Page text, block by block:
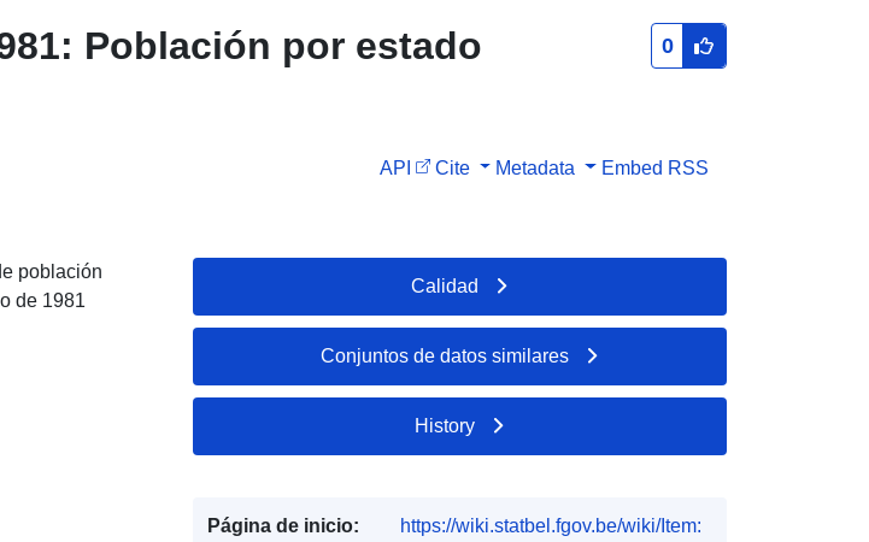
Población por estado
0
API Cite Metadata Embed RSS
población
de 1981
Calidad
Conjuntos de datos similares
History
Página de inicio:
https://wiki.statbel.fgov.be/wiki/Item: